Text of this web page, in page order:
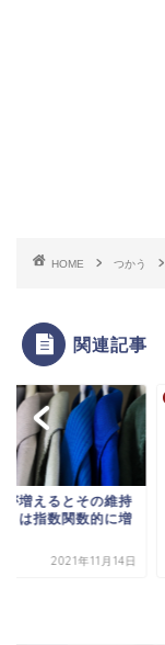
HOME つかう
関連記事
が増えるとその維持
トは指数関数的に増
2021年11月14日